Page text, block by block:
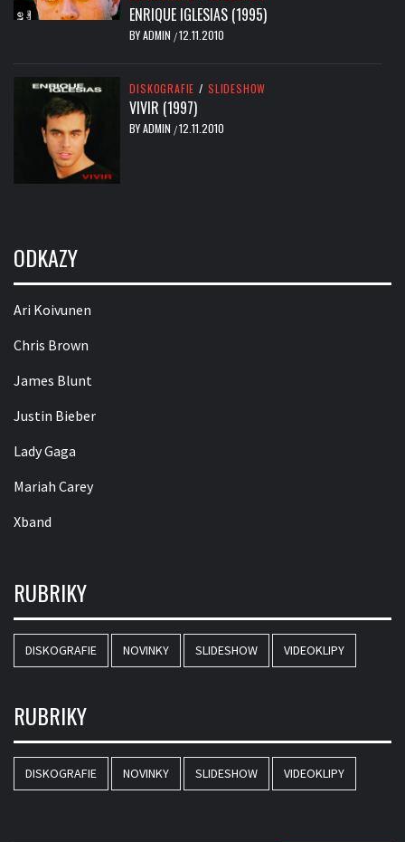
ENRIQUE IGLESIAS (1995)
BYADMIN /12.11.2010
DISKOGRAFIE / SLIDESHOW
VIVIR (1997)
BYADMIN /12.11.2010
ODKAZY
Ari Koivunen
Chris Brown
James Blunt
Justin Bieber
Lady Gaga
Mariah Carey
Xband
RUBRIKY
DISKOGRAFIE NOVINKY SLIDESHOW VIDEOKLIPY
RUBRIKY
DISKOGRAFIE NOVINKY SLIDESHOW VIDEOKLIPY